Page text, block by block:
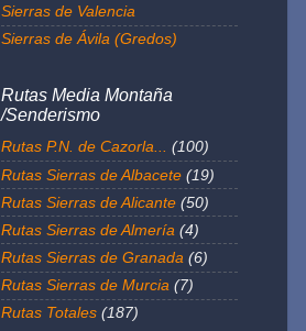
Sierras de Valencia
Sierras de Ávila (Gredos)
Rutas Media Montaña
/Senderismo
Rutas P.N. de Cazorla... (100)
Rutas Sierras de Albacete (19)
Rutas Sierras de Alicante (50)
Rutas Sierras de Almería (4)
Rutas Sierras de Granada (6)
Rutas Sierras de Murcia (7)
Rutas Totales (187)